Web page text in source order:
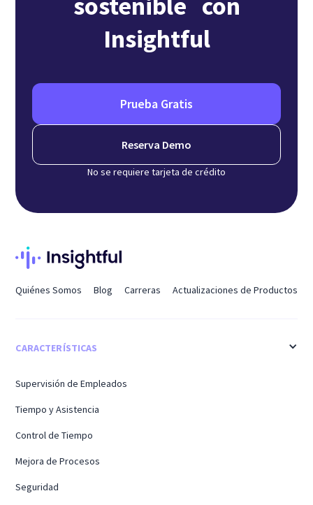
Insightful
Prueba Gratis
Reserva Demo
No se requiere tarjeta de crédito
Quiénes Somos Blog Carreras Actualizaciones de Productos
CARACTERÍSTICAS
Supervisión de Empleados
Tiempo y Asistencia
Control de Tiempo
Mejora de Procesos
Seguridad